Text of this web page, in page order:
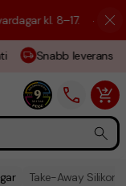
kl. 8–17. ☀️ Vi är
Snabb leverans
Take-Away Silikon